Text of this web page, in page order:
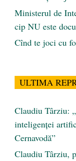
Ministerul de
cip NU este
Cînd te joci cu
ULTIMA
Claudiu Târziu:
inteligenței
Cernavodă”
Claudiu Târziu,